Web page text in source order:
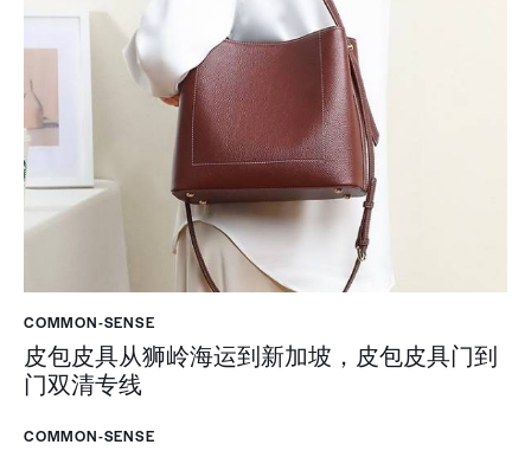
COMMON-SENSE
皮包皮具从狮岭海运到新加坡，皮包皮具门到
门双清专线
COMMON-SENSE